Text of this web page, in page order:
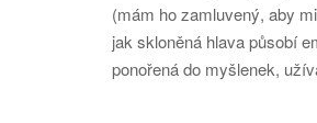
(mám ho zamluvený, aby
jak skloněná hlava působí
ponořená do myšlenek,